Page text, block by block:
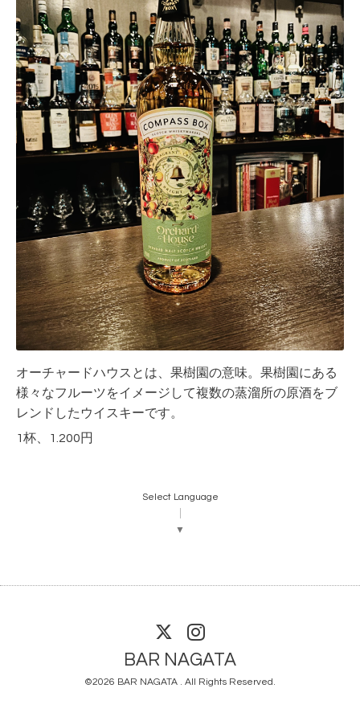
オーチャードハウスとは、果樹園の意味。果樹園にある
様々なフルーツをイメージして複数の蒸溜所の原酒をブ
レンドしたウイスキーです。
1杯、1.200円
Select Language
▼
BAR NAGATA
©2026 BAR NAGATA . All Rights Reserved.